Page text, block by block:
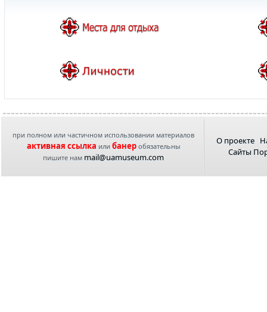
при полном или частичном использовании материалов
активная ссылка или банеробязательны
пишите нам mail@uamuseum.com
О проекте
Сайты